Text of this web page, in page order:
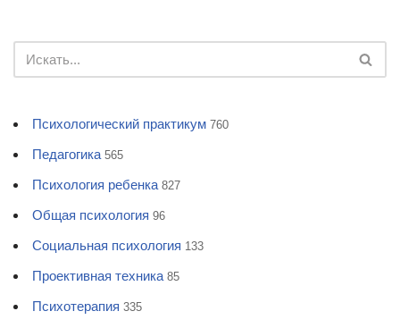
Психологический практикум 760
Педагогика 565
Психология ребенка 827
Общая психология 96
Социальная психология 133
Проективная техника 85
Психотерапия 335